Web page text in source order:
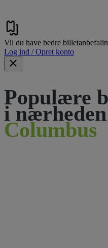
Vil du have bedre
Log ind / Opret konto
Populære
i
Columbus